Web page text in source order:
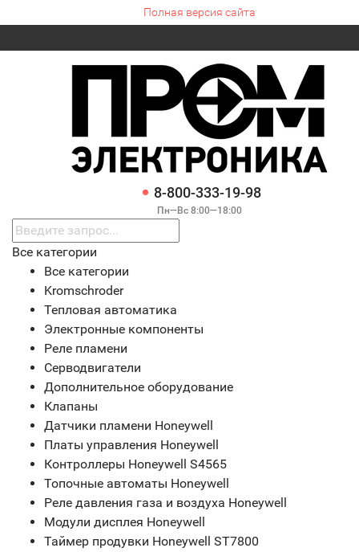
Полная версия сайта
8-800-333-19-98
Пн—Вс 8:00—18:00
Все категории
Все категории
Kromschroder
Тепловая автоматика
Электронные компоненты
Реле пламени
Серводвигатели
Дополнительное оборудование
Клапаны
Датчики пламени Honeywell
Платы управления Honeywell
Контроллеры Honeywell S4565
Топочные автоматы Honeywell
Реле давления газа и воздуха Honeywell
Модули дисплея Honeywell
Таймер продувки Honeywell ST7800